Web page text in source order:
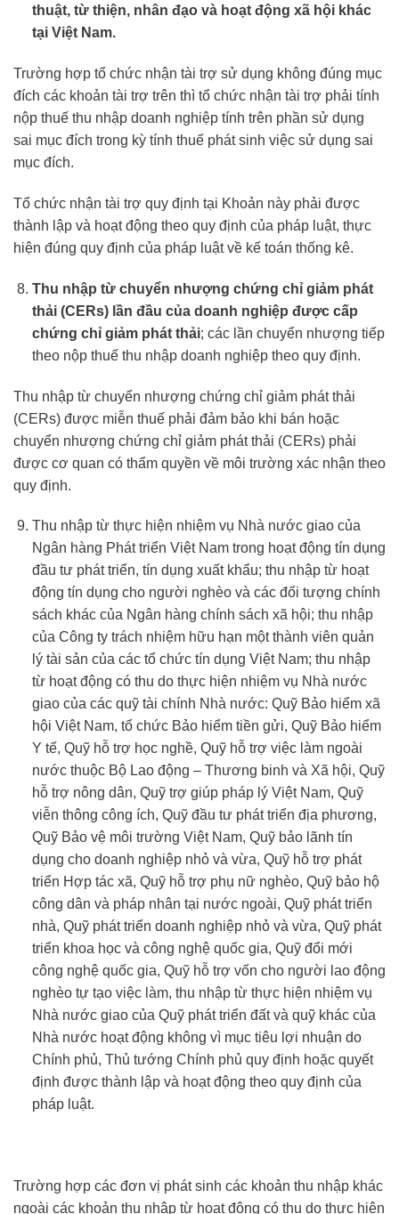
thuật, từ thiện, nhân đạo và hoạt động xã hội khác
tại Việt Nam.
Trường hợp tổ chức nhận tài trợ sử dụng không đúng mục
đích các khoản tài trợ trên thì tổ chức nhận tài trợ phải tính
nộp thuế thu nhập doanh nghiệp tính trên phần sử dụng
sai mục đích trong kỳ tính thuế phát sinh việc sử dụng sai
mục đích.
Tổ chức nhận tài trợ quy định tại Khoản này phải được
thành lập và hoạt động theo quy định của pháp luật, thực
hiện đúng quy định của pháp luật về kế toán thống kê.
Thu nhập từ chuyển nhượng chứng chỉ giảm phát
thải (CERs) lần đầu của doanh nghiệp được cấp
chứng chỉ giảm phát thải; các lần chuyển nhượng tiếp
theo nộp thuế thu nhập doanh nghiệp theo quy định.
Thu nhập từ chuyển nhượng chứng chỉ giảm phát thải
(CERs) được miễn thuế phải đảm bảo khi bán hoặc
chuyển nhượng chứng chỉ giảm phát thải (CERs) phải
được cơ quan có thẩm quyền về môi trường xác nhận theo
quy định.
Thu nhập từ thực hiện nhiệm vụ Nhà nước giao của
Ngân hàng Phát triển Việt Nam trong hoạt động tín dụng
đầu tư phát triển, tín dụng xuất khẩu; thu nhập từ hoạt
động tín dụng cho người nghèo và các đối tượng chính
sách khác của Ngân hàng chính sách xã hội; thu nhập
của Công ty trách nhiệm hữu hạn một thành viên quản
lý tài sản của các tổ chức tín dụng Việt Nam; thu nhập
từ hoạt động có thu do thực hiện nhiệm vụ Nhà nước
giao của các quỹ tài chính Nhà nước: Quỹ Bảo hiểm xã
hội Việt Nam, tổ chức Bảo hiểm tiền gửi, Quỹ Bảo hiểm
Y tế, Quỹ hỗ trợ học nghề, Quỹ hỗ trợ việc làm ngoài
nước thuộc Bộ Lao động – Thương binh và Xã hội, Quỹ
hỗ trợ nông dân, Quỹ trợ giúp pháp lý Việt Nam, Quỹ
viễn thông công ích, Quỹ đầu tư phát triển địa phương,
Quỹ Bảo vệ môi trường Việt Nam, Quỹ bảo lãnh tín
dụng cho doanh nghiệp nhỏ và vừa, Quỹ hỗ trợ phát
triển Hợp tác xã, Quỹ hỗ trợ phụ nữ nghèo, Quỹ bảo hộ
công dân và pháp nhân tại nước ngoài, Quỹ phát triển
nhà, Quỹ phát triển doanh nghiệp nhỏ và vừa, Quỹ phát
triển khoa học và công nghệ quốc gia, Quỹ đổi mới
công nghệ quốc gia, Quỹ hỗ trợ vốn cho người lao động
nghèo tự tạo việc làm, thu nhập từ thực hiện nhiệm vụ
Nhà nước giao của Quỹ phát triển đất và quỹ khác của
Nhà nước hoạt động không vì mục tiêu lợi nhuận do
Chính phủ, Thủ tướng Chính phủ quy định hoặc quyết
định được thành lập và hoạt động theo quy định của
pháp luật.
Trường hợp các đơn vị phát sinh các khoản thu nhập khác
ngoài các khoản thu nhập từ hoạt động có thu do thực hiện